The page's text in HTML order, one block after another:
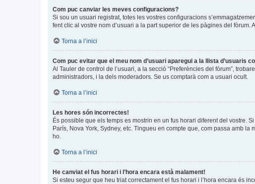
Com puc canviar les meves configuracions?
Si sou un usuari registrat, totes les vostres configuracions
fent clic al vostre nom d’usuari a la part superior de les pàgines del
Torna a l’inici
Com puc evitar que el meu nom d’usuari aparegui a la llista d’usuaris
Al Tauler de control de l’usuari, a la secció “Preferències del fòrum”,
administradors, i la dels moderadors. Se us comptarà com a usuari ocult.
Torna a l’inici
Les hores són incorrectes!
És possible que els temps es mostrin en un fus horari diferent del vostre.
París, Nova York, Sydney, etc. Tingueu en compte que, com passa amb
ho.
Torna a l’inici
He canviat el fus horari i l’hora encara està malament!
Si esteu segur que heu triat correctament el fus horari i l’hora encara és